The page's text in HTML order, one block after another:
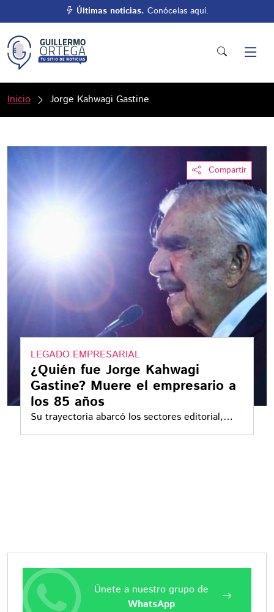
Últimas noticias. Conócelas aquí.
Inicio Jorge Kahwagi Gastine
Compartir
LEGADO EMPRESARIAL
¿Quién fue Jorge Kahwagi
Gastine? Muere el empresario a
los 85 años
Su trayectoria abarcó los sectores editorial,
industrial y académico, donde dejó una huella
Únete a nuestro grupo de
WhatsApp